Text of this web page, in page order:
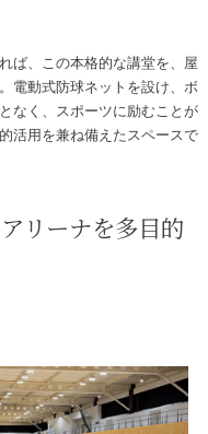
ば、この本格的な講堂を、屋
電動式防球ネットを設け、ボ
なく、スポーツに励むことが
活用を兼ね備えたスペースで
リーナを多目的